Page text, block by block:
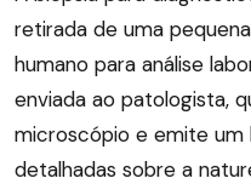
retirada de uma
humano para análise
enviada ao patologista,
microscópio e emite
detalhadas sobre a